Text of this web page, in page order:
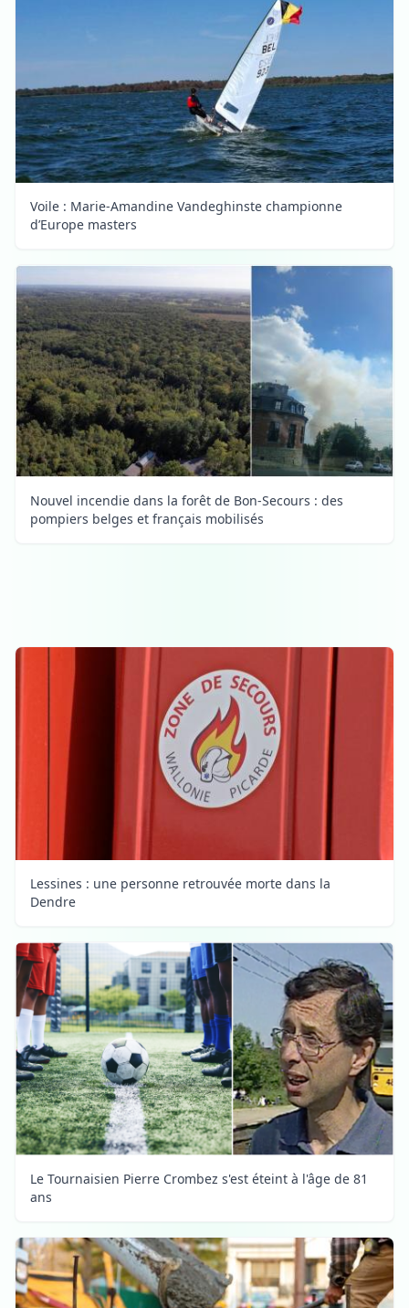
Voile : Marie-Amandine Vandeghinste championne
d’Europe masters
Nouvel incendie dans la forêt de Bon-Secours : des
pompiers belges et français mobilisés
Lessines : une personne retrouvée morte dans la
Dendre
Le Tournaisien Pierre Crombez s'est éteint à l'âge de 81
ans